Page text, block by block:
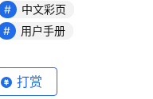
中文彩页
用户手册
打赏